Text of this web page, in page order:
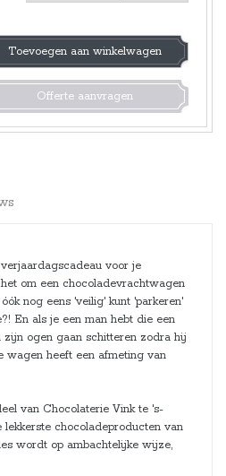
Toevoegen aan winkelwagen
Offerte aanvragen
voor je
om een chocoladevrachtwagen
nog eens 'veilig' kunt 'parkeren'
En als je een man hebt die een
zijn ogen gaan schitteren zodra hij
wagen heeft een afmeting van
van Chocolaterie Vink te 's-
lekkerste chocoladeproducten van
wordt op ambachtelijke wijze,